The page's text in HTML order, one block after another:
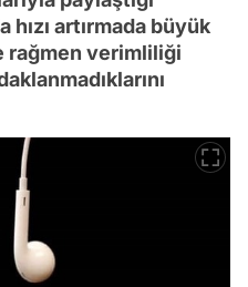
hızı artırmada büyük
rağmen verimliliği